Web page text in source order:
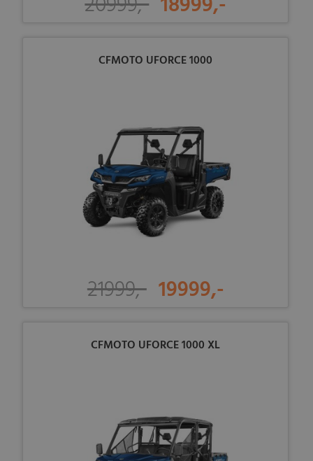
CFMOTO UFORCE 1000
21999,- 19999,-
CFMOTO UFORCE 1000 XL